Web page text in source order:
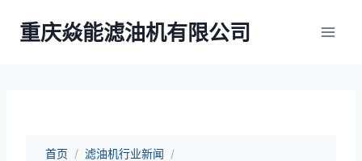
重庆焱能滤油机有限公司
首页 / 滤油机行业新闻 /